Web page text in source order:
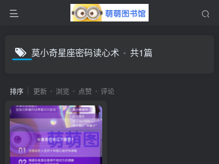
莫小奇星座密码读心术 共1篇
排序 更新 浏览 点赞 评论